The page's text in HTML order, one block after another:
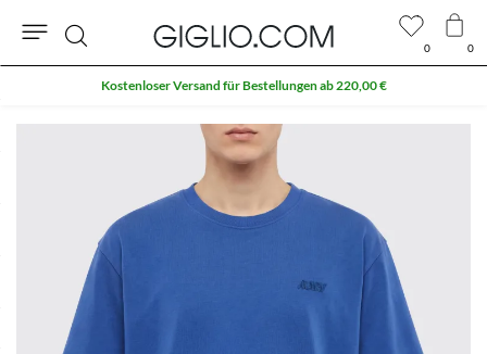
0 0
Suche
Kostenloser Versand für Bestellungen ab 220,00 €